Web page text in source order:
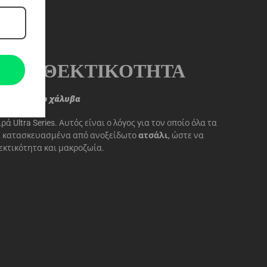
ΑΝΘΕΚΤΙΚΌΤΗΤΑ
χάλυβα
Ultra Series. Αυτός είναι ο λόγος για τον οποίο όλα τα
κατασκευασμένα από ανοξείδωτοατσάλι, ώστε να
και μακροζωία.